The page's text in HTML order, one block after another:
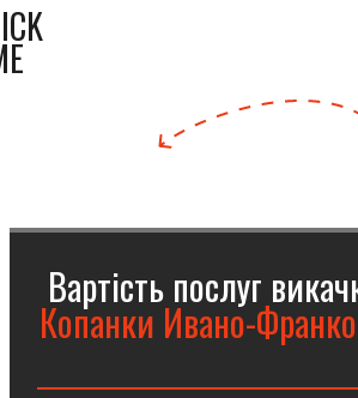
Вартість послуг
Копанки Ивано-